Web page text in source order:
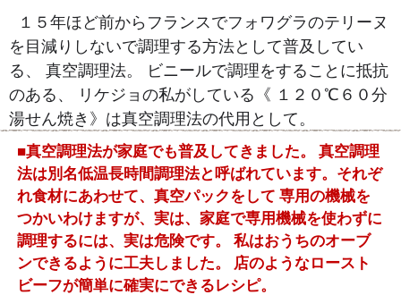
１５年ほど前からフランスでフォワグラのテリーヌ
を目減りしないで調理する方法として普及してい
る、 真空調理法。 ビニールで調理をすることに抵抗
のある、 リケジョの私がしている《 １２０℃６０分
湯せん焼き》は真空調理法の代用として。
■真空調理法が家庭でも普及してきました。 真空調理
法は別名低温長時間調理法と呼ばれています。それぞ
れ食材にあわせて、真空パックをして 専用の機械を
つかいわけますが、実は、家庭で専用機械を使わずに
調理するには、実は危険です。 私はおうちのオーブ
ンできるように工夫しました。 店のようなロースト
ビーフが簡単に確実にできるレシピ。